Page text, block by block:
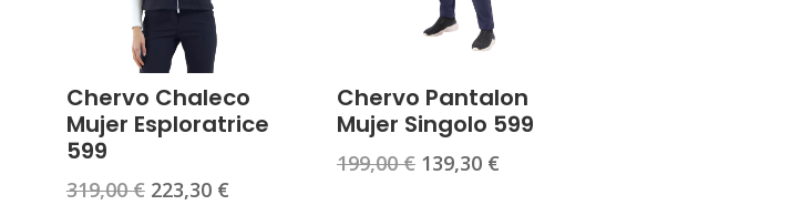
Chervo Chaleco
Mujer Esploratrice
599
319,00€ El
223,30 €El
Chervo Pantalon
Mujer Singolo 599
199,00€ El
139,30 €El